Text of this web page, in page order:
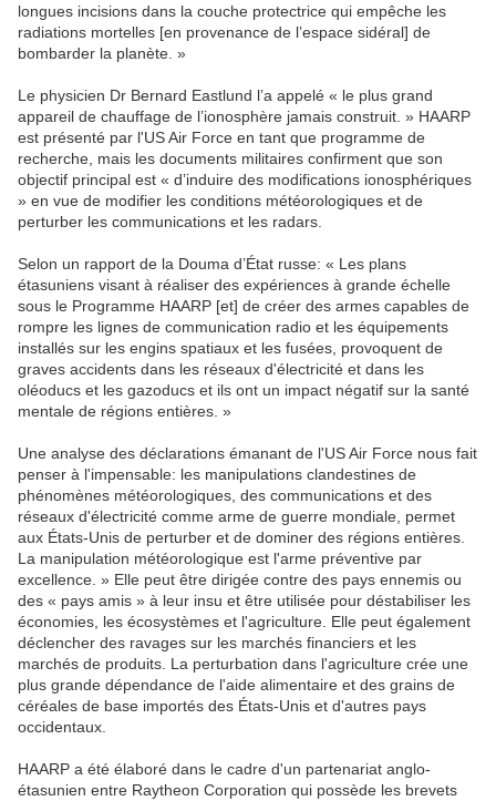
longues incisions dans la couche protectrice qui empêche les
radiations mortelles [en provenance de l’espace sidéral] de
bombarder la planète. »
Le physicien Dr Bernard Eastlund l’a appelé « le plus grand
appareil de chauffage de l’ionosphère jamais construit. » HAARP
est présenté par l'US Air Force en tant que programme de
recherche, mais les documents militaires confirment que son
objectif principal est « d’induire des modifications ionosphériques
» en vue de modifier les conditions météorologiques et de
perturber les communications et les radars.
Selon un rapport de la Douma d’État russe: « Les plans
étasuniens visant à réaliser des expériences à grande échelle
sous le Programme HAARP [et] de créer des armes capables de
rompre les lignes de communication radio et les équipements
installés sur les engins spatiaux et les fusées, provoquent de
graves accidents dans les réseaux d'électricité et dans les
oléoducs et les gazoducs et ils ont un impact négatif sur la santé
mentale de régions entières. »
Une analyse des déclarations émanant de l'US Air Force nous fait
penser à l'impensable: les manipulations clandestines de
phénomènes météorologiques, des communications et des
réseaux d'électricité comme arme de guerre mondiale, permet
aux États-Unis de perturber et de dominer des régions entières.
La manipulation météorologique est l'arme préventive par
excellence. » Elle peut être dirigée contre des pays ennemis ou
des « pays amis » à leur insu et être utilisée pour déstabiliser les
économies, les écosystèmes et l'agriculture. Elle peut également
déclencher des ravages sur les marchés financiers et les
marchés de produits. La perturbation dans l'agriculture crée une
plus grande dépendance de l'aide alimentaire et des grains de
céréales de base importés des États-Unis et d'autres pays
occidentaux.
HAARP a été élaboré dans le cadre d'un partenariat anglo-
étasunien entre Raytheon Corporation qui possède les brevets